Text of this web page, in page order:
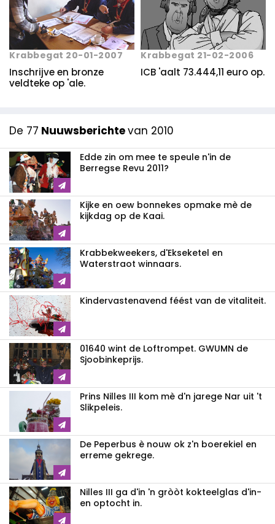
Krabbegat 20-01-2007
Inschrijve en bronze
veldteke op 'ale.
Krabbegat 21-02-2006
ICB 'aalt 73.444,11 euro op.
De 77 Nuuwsberichtevan 2010
Edde zin om mee te speule n'in de
Berregse Revu 2011?
Kijke en oew bonnekes opmake mè de
kijkdag op de Kaai.
Krabbekweekers, d'Ekseketel en
Waterstraot winnaars.
Kindervastenavend féést van de vitaliteit.
01640 wint de Loftrompet. GWUMN de
Sjoobinkeprijs.
Prins Nilles III kom mè d'n jarege Nar uit 't
Slikpeleis.
De Peperbus è nouw ok z'n boerekiel en
erreme gekrege.
Nilles III ga d'in 'n gròòt kokteelglas d'in-
en optocht in.